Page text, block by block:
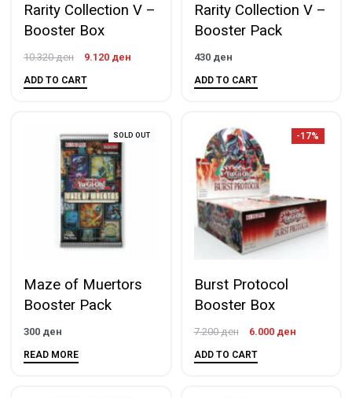
Rarity Collection V –
Booster Box
10.320ден 9.120 ден
ADD TO CART
Rarity Collection V –
Booster Pack
430 ден
ADD TO CART
SOLD OUT
Maze of Muertors
Booster Pack
300 ден
READ MORE
-17%
Burst Protocol
Booster Box
7.200ден 6.000 ден
ADD TO CART